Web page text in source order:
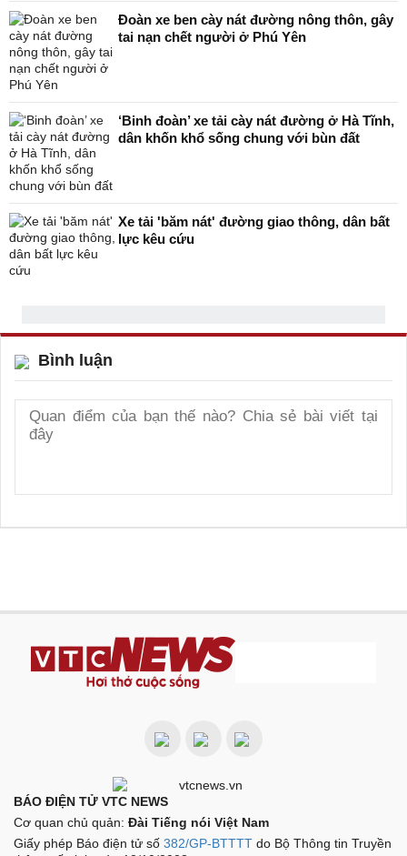
Đoàn xe ben cày nát đường nông thôn, gây
tai nạn chết người ở Phú Yên
‘Binh đoàn’ xe tải cày nát đường ở Hà Tĩnh,
dân khốn khổ sống chung với bùn đất
Xe tải 'băm nát' đường giao thông, dân bất
lực kêu cứu
Bình luận
BÁO ĐIỆN TỬ VTC NEWS
Cơ quan chủ quản: Đài Tiếng nói Việt Nam
Giấy phép Báo điện tử số 382/GP-BTTTT do Bộ Thông tin Truyền